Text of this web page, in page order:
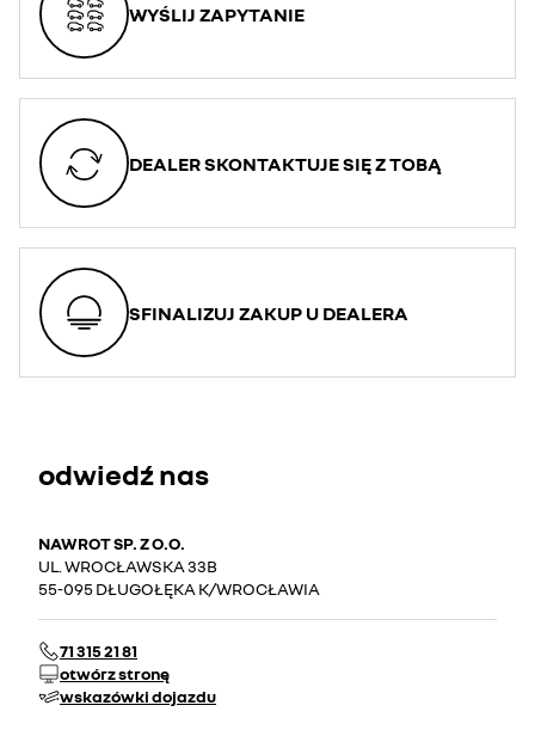
WYŚLIJ ZAPYTANIE
DEALER SKONTAKTUJE SIĘ Z TOBĄ
SFINALIZUJ ZAKUP U DEALERA
odwiedź nas
NAWROT SP. Z O.O.
UL. WROCŁAWSKA 33B
55-095 DŁUGOŁĘKA K/WROCŁAWIA
71 315 21 81
otwórz stronę
wskazówki dojazdu